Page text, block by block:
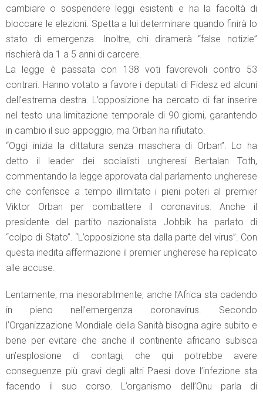
cambiare o sospendere leggi esistenti e ha la facoltà di
bloccare le elezioni. Spetta a lui determinare quando finirà lo
stato di emergenza. Inoltre, chi diramerà “false notizie”
rischierà da 1 a 5 anni di carcere.
La legge è passata con 138 voti favorevoli contro 53
contrari. Hanno votato a favore i deputati di Fidesz ed alcuni
dell’estrema destra. L’opposizione ha cercato di far inserire
nel testo una limitazione temporale di 90 giorni, garantendo
in cambio il suo appoggio, ma Orban ha rifiutato.
“Oggi inizia la dittatura senza maschera di Orban”. Lo ha
detto il leader dei socialisti ungheresi Bertalan Toth,
commentando la legge approvata dal parlamento ungherese
che conferisce a tempo illimitato i pieni poteri al premier
Viktor Orban per combattere il coronavirus. Anche il
presidente del partito nazionalista Jobbik ha parlato di
“colpo di Stato”. “L’opposizione sta dalla parte del virus”. Con
questa inedita affermazione il premier ungherese ha replicato
alle accuse.
Lentamente, ma inesorabilmente, anche l’Africa sta cadendo
in pieno nell’emergenza coronavirus. Secondo
l’Organizzazione Mondiale della Sanità bisogna agire subito e
bene per evitare che anche il continente africano subisca
un’esplosione di contagi, che qui potrebbe avere
conseguenze più gravi degli altri Paesi dove l’infezione sta
facendo il suo corso. L’organismo dell’Onu parla di